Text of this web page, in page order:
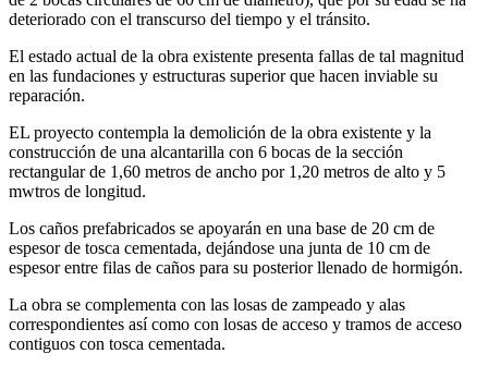
deteriorado con el transcurso del tiempo y el tránsito.
El estado actual de la obra existente presenta fallas de tal magnitud
en las fundaciones y estructuras superior que hacen inviable su
reparación.
EL proyecto contempla la demolición de la obra existente y la
construcción de una alcantarilla con 6 bocas de la sección
rectangular de 1,60 metros de ancho por 1,20 metros de alto y 5
mwtros de longitud.
Los caños prefabricados se apoyarán en una base de 20 cm de
espesor de tosca cementada, dejándose una junta de 10 cm de
espesor entre filas de caños para su posterior llenado de hormigón.
La obra se complementa con las losas de zampeado y alas
correspondientes así como con losas de acceso y tramos de acceso
contiguos con tosca cementada.